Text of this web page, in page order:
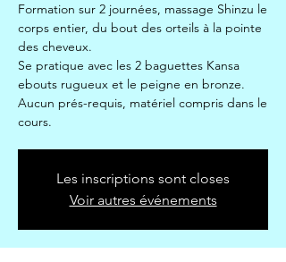
Formation sur 2 journées, massage Shinzu le
corps entier, du bout des orteils à la pointe
des cheveux.
Se pratique avec les 2 baguettes Kansa
ebouts rugueux et le peigne en bronze.
Aucun prés-requis, matériel compris dans le
cours.
Les inscriptions sont closes
Voir autres événements